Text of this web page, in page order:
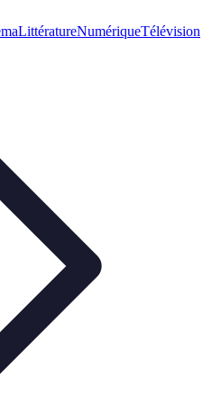
LittératureNumériqueTélévision